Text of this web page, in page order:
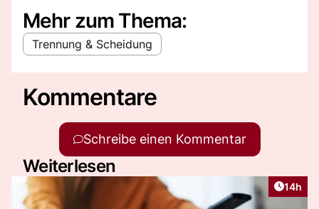
Mehr zum Thema:
Trennung & Scheidung
Kommentare
Schreibe einen Kommentar
Weiterlesen
Artikel
14h